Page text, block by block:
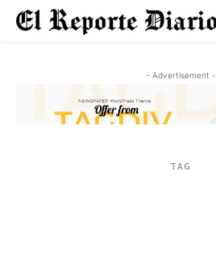
- Advertisement -
TAG